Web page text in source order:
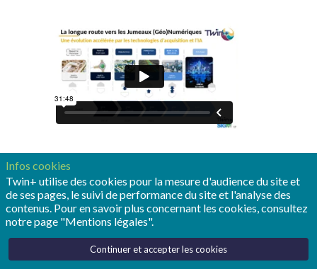
Dans cette vidéo, Michel Bernard, rédacteur expert
Twin+, réalise une mise en contexte du jumeau
numérique du territoire : définitions, état de l'art,
Infos cookies
Twin+ utilise des cookies pour la mesure d'audience du site et
de ses pages, le suivi de performance du site et l'analyse des
contenus. Pour en savoir plus concernant les cookies, consultez
notre page "Mentions légales".
Continuer et accepter les cookies